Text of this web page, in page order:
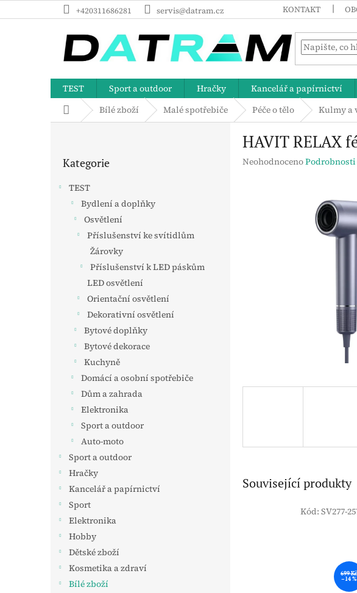
na
+420311686281 servis@datram.cz KONTAKT
TEST Sport a outdoor Hračky Kancelář a papírnictví
Domů Bílé zboží Malé spotřebiče Péče o tělo Kulmy a
kategorie
Kategorie
TEST
Bydlení a doplňky
Osvětlení
Příslušenství ke svítidlům
Žárovky
Příslušenství k LED páskům
LED osvětlení
Orientační osvětlení
Dekorativní osvětlení
Bytové doplňky
Bytové dekorace
Kuchyně
Domácí a osobní spotřebiče
Dům a zahrada
Elektronika
Sport a outdoor
Auto-moto
Sport a outdoor
Hračky
Kancelář a papírnictví
Sport
Elektronika
Hobby
Dětské zboží
Kosmetika a zdraví
Bílé zboží
HAVIT RELAX
Průměrné
Neohodnoceno
Související produkty
699 Kč
–14 %
Kód: SV277-